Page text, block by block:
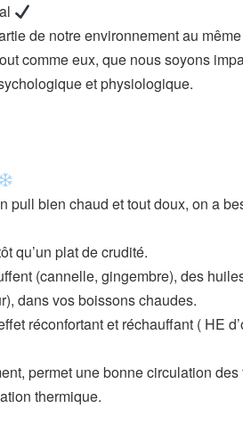
de notre environnement au
comme eux, que nous soyons
et physiologique.
pull bien chaud et tout doux, on a
qu’un plat de crudité.
(cannelle, gingembre), des
dans vos boissons chaudes.
réconfortant et réchauffant ( HE
permet une bonne circulation
thermique.